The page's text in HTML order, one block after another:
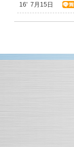
16' 7月15日